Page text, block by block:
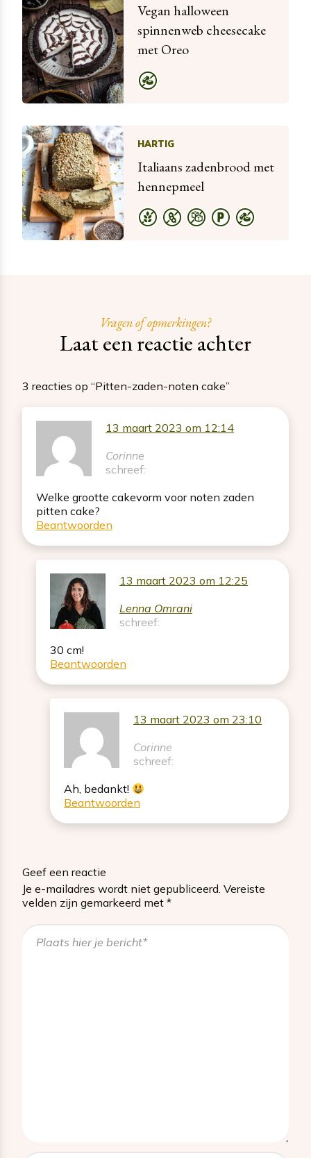
Vegan halloween
spinnenweb cheesecake
met Oreo
HARTIG
Italiaans zadenbrood met
hennepmeel
Vragen of opmerkingen?
Laat een reactie achter
3 reacties op “Pitten-zaden-noten cake”
Corinne
schreef:
13 maart 2023 om 12:14
Welke grootte cakevorm voor noten zaden
pitten cake?
Beantwoorden
Lenna Omrani
schreef:
13 maart 2023 om 12:25
30 cm!
Beantwoorden
Corinne
schreef:
13 maart 2023 om 23:10
Ah, bedankt!
Beantwoorden
Geef een reactie
Je e-mailadres wordt niet gepubliceerd. Vereiste
velden zijn gemarkeerd met *